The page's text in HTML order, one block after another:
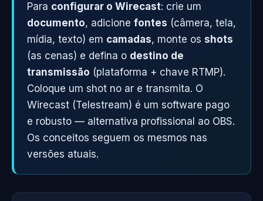
Para configurar o Wirecast: crie um
documento, adicione fontes (câmera, tela,
mídia, texto) em camadas, monte os shots
(as cenas) e defina o destino de
transmissão (plataforma + chave RTMP).
Coloque um shot no ar e transmita. O
Wirecast (Telestream) é um software pago
e robusto — alternativa profissional ao OBS.
Os conceitos seguem os mesmos nas
versões atuais.